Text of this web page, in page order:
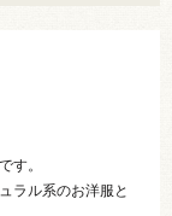
す。
ラル系のお洋服と